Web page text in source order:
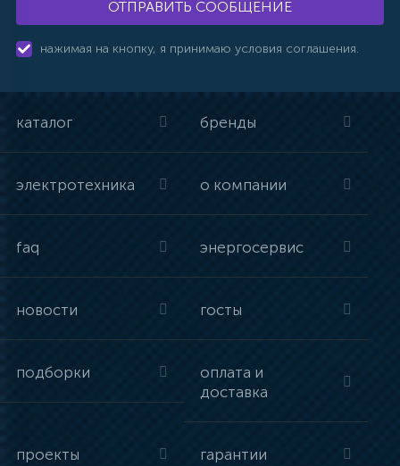
ОТПРАВИТЬ СООБЩЕНИЕ
нажимая на кнопку, я принимаю условия соглашения.
каталог бренды
электротехника о компании
faq энергосервис
новости госты
подборки
оплата и
доставка
проекты гарантии